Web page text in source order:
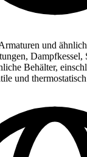
und
Dampfkessel,
Behälter,
und